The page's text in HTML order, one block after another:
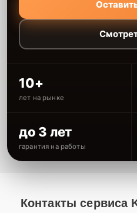
10+
лет на рынке
до 3 лет
гарантия на работы
Контакты сервиса